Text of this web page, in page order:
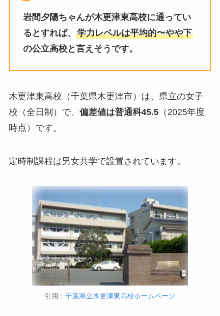
岩間夕陽ちゃんが木更津東高校に通ってい
るとすれば、 学力レベルは平均的〜やや下
の公立高校と言えそうです。
木更津東高校（千葉県木更津市）は、県立の女子
校（全日制）で、 偏差値は普通科45.5（2025年度
時点）です。
定時制課程は男女共学で設置されています。
引用： 千葉県立木更津東高校ホームページ